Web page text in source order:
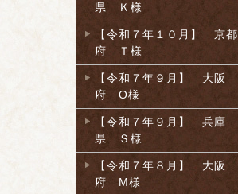
県 Ｋ様
【令和７年１０月】 京都
府 Ｔ様
【令和７年９月】 大阪
府 O様
【令和７年９月】 兵庫
県 Ｓ様
【令和７年８月】 大阪
府 M様